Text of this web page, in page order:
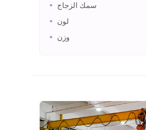
• سمك الزجاج
• لون
• وزن